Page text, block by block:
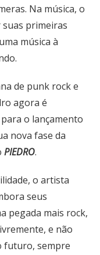
Na música, o
primeiras
música à
de punk rock e
agora é
o lançamento
nova fase da
PIEDRO.
o artista
seus
pegada mais rock,
e não
futuro, sempre